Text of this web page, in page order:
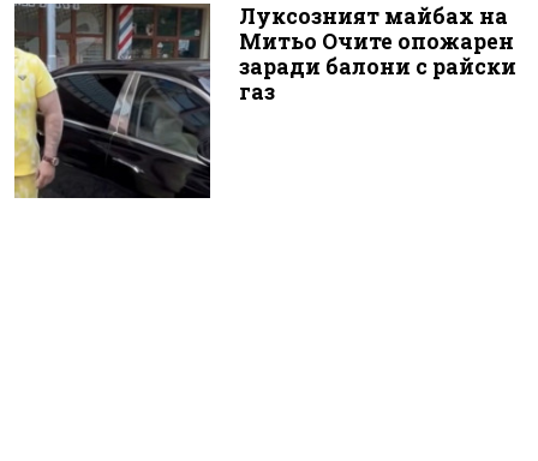
Луксозният майбах на
Митьо Очите опожарен
заради балони с райски
газ